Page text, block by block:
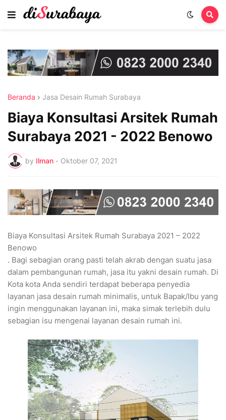
Beranda Jasa Desain Rumah Surabaya
Biaya Konsultasi Arsitek Rumah
Surabaya 2021 - 2022 Benowo
by Ilman - Oktober 07, 2021
Biaya Konsultasi Arsitek Rumah Surabaya 2021 – 2022
Benowo
. Bagi sebagian orang pasti telah akrab dengan suatu jasa
dalam pembangunan rumah, jasa itu yakni desain rumah. Di
Kota kota Anda sendiri terdapat beberapa penyedia
layanan jasa desain rumah minimalis, untuk Bapak/Ibu yang
ingin menggunakan layanan ini, maka simak terlebih dulu
sebagian isu mengenai layanan desain rumah ini.